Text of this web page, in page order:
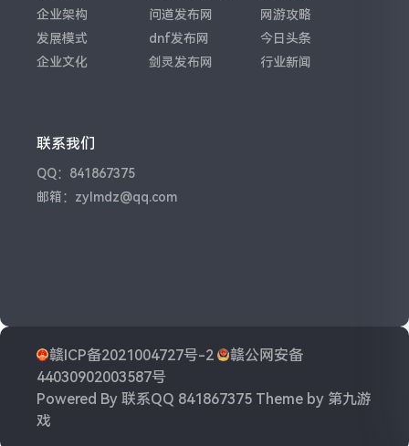
企业架构
发展模式
企业文化
问道发布网
dnf发布网
剑灵发布网
网游攻略
今日头条
行业新闻
联系我们
QQ：841867375
邮箱：zylmdz@qq.com
赣ICP备2021004727号-2
赣公网安备
44030902003587号
Powered By联系QQ 841867375 Theme by 第九游
戏